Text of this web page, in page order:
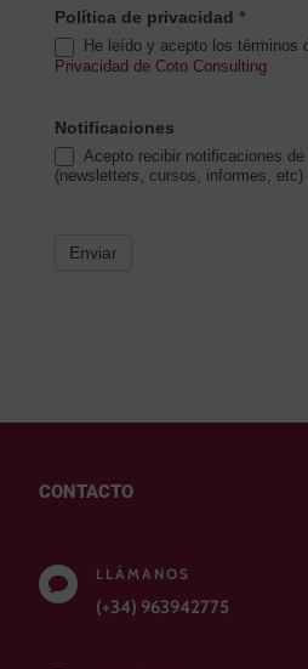
Política de privacidad *
He leído y acepto los términos
Privacidad de Coto Consulting
Notificaciones
Acepto recibir notificaciones de
(newsletters, cursos, informes, etc)
Enviar
CONTACTO

LLÁMANOS
(+34) 963942775